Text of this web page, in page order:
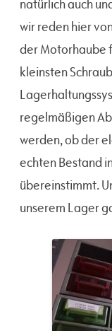
natürlich auch
wir reden hier
der Motorhaube
kleinsten
regelmäßigen
werden, ob der
echten Bestand
übereinstimmt.
unserem Lager